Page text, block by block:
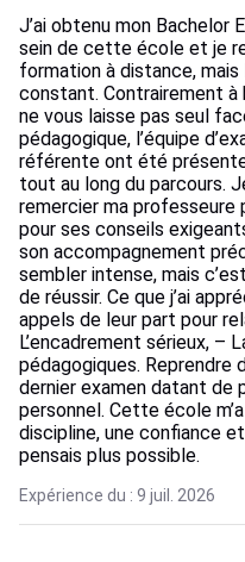
J’ai obtenu mon Bachelor
sein de cette école et je
formation à distance,
constant. Contrairement à
ne vous laisse pas seul
pédagogique, l’équipe
référente ont été
tout au long du parcours.
remercier ma professeure
pour ses conseils
son accompagnement
sembler intense, mais
de réussir. Ce que j’ai
appels de leur part pour
L’encadrement sérieux, –
pédagogiques. Reprendre
dernier examen datant de
personnel. Cette école
discipline, une confiance
pensais plus possible.
Expérience du : 9 juil. 2026